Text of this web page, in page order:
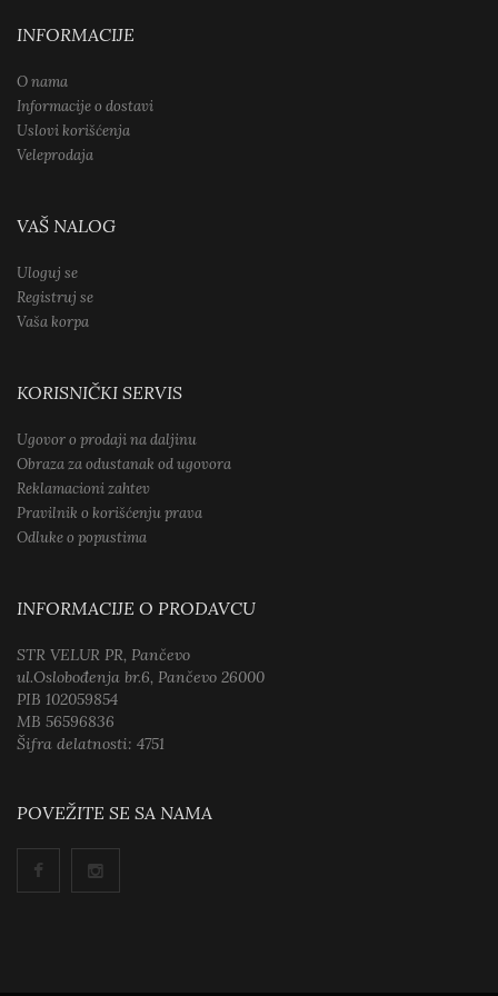
INFORMACIJE
O nama
Informacije o dostavi
Uslovi korišćenja
Veleprodaja
VAŠ NALOG
Uloguj se
Registruj se
Vaša korpa
KORISNIČKI SERVIS
Ugovor o prodaji na daljinu
Obraza za odustanak od ugovora
Reklamacioni zahtev
Pravilnik o korišćenju prava
Odluke o popustima
INFORMACIJE O PRODAVCU
STR VELUR PR, Pančevo
ul.Oslobođenja br.6, Pančevo 26000
PIB 102059854
MB 56596836
Šifra delatnosti: 4751
POVEŽITE SE SA NAMA